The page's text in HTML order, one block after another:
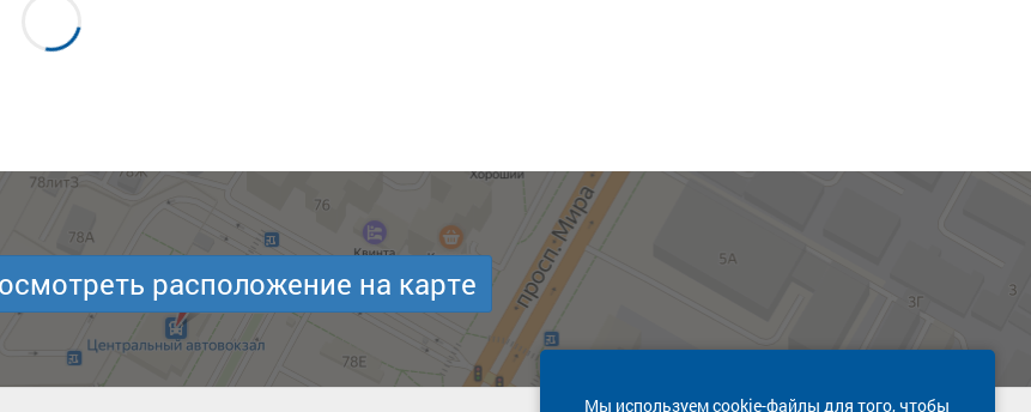
Мы используем cookie-файлы для того, чтобы
расположение на карте